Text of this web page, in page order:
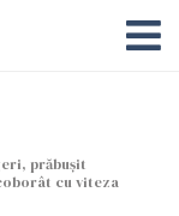
prăbușit
cu viteza